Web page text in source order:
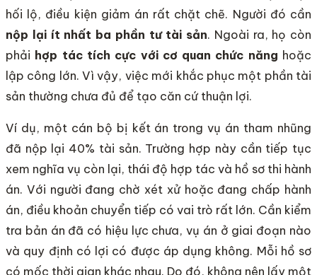
hối lộ, điều kiện giảm án rất chặt chẽ. Người đó cần
nộp lại ít nhất ba phần tư tài sản. Ngoài ra, họ còn
phải hợp tác tích cực với cơ quan chức năng hoặc
lập công lớn. Vì vậy, việc mới khắc phục một phần tài
sản thường chưa đủ để tạo căn cứ thuận lợi.
Ví dụ, một cán bộ bị kết án trong vụ án tham nhũng
đã nộp lại 40% tài sản. Trường hợp này cần tiếp tục
xem nghĩa vụ còn lại, thái độ hợp tác và hồ sơ thi hành
án. Với người đang chờ xét xử hoặc đang chấp hành
án, điều khoản chuyển tiếp có vai trò rất lớn. Cần kiểm
tra bản án đã có hiệu lực chưa, vụ án ở giai đoạn nào
và quy định có lợi có được áp dụng không. Mỗi hồ sơ
có mốc thời gian khác nhau. Do đó, không nên lấy một